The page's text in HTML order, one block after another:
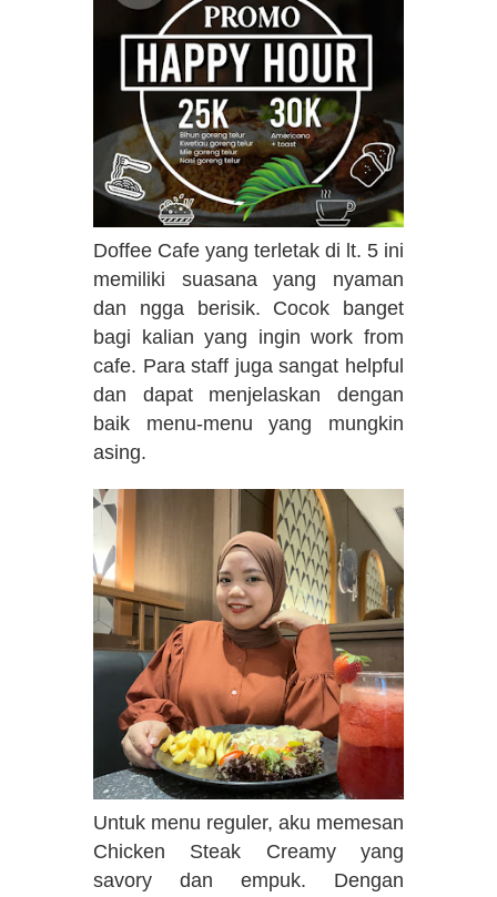
Doffee Cafe yang terletak di lt. 5 ini
memiliki suasana yang nyaman
dan ngga berisik. Cocok banget
bagi kalian yang ingin work from
cafe. Para staff juga sangat helpful
dan dapat menjelaskan dengan
baik menu-menu yang mungkin
asing.
Untuk menu reguler, aku memesan
Chicken Steak Creamy yang
savory dan empuk. Dengan